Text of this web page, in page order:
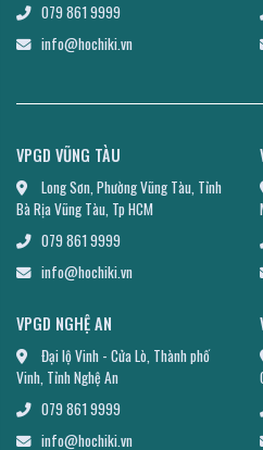
079 861 9999
info@hochiki.vn
VPGD VŨNG TÀU
Long Sơn, Phường Vũng Tàu, Tỉnh
Bà Rịa Vũng Tàu, Tp HCM
079 861 9999
info@hochiki.vn
VPGD NGHỆ AN
Đại lộ Vinh - Cửa Lò, Thành phố
Vinh, Tỉnh Nghệ An
079 861 9999
info@hochiki.vn